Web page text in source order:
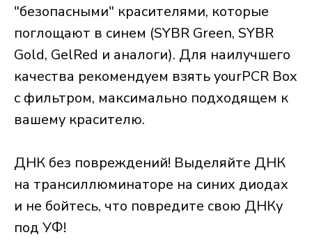
"безопасными" красителями, которые
поглощают в синем (SYBR Green, SYBR
Gold, GelRed и аналоги). Для наилучшего
качества рекомендуем взять yourPCR Box
с фильтром, максимально подходящем к
вашему красителю.
ДНК без повреждений! Выделяйте ДНК
на трансиллюминаторе на синих диодах
и не бойтесь, что повредите свою ДНКу
под УФ!